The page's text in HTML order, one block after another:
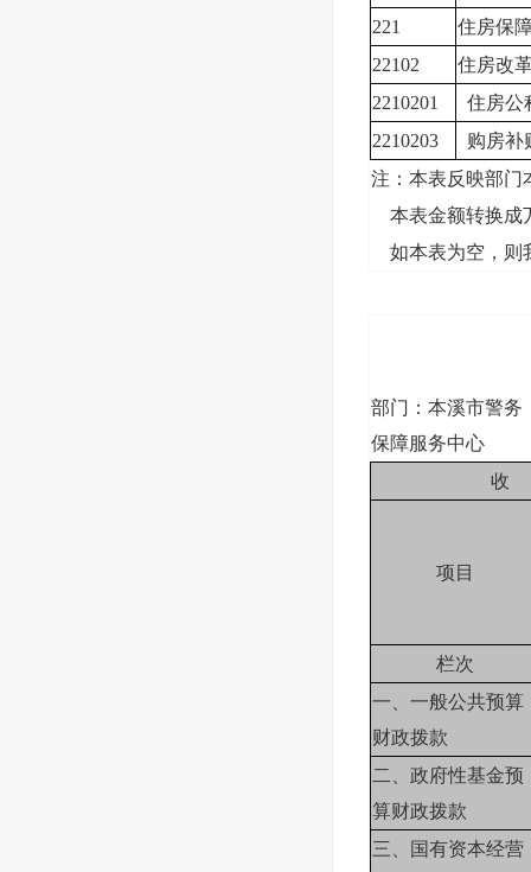
221
住房保
22102
住房改
2210201
住房公
2210203
购房补
注：本表反映部门
本表金额转换成
如本表为空，则
部门：本溪市警务
保障服务中心
收
项目
栏次
一、一般公共预算
财政拨款
二、政府性基金预
算财政拨款
三、国有资本经营